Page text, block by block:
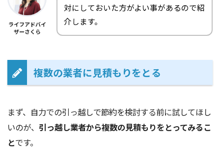
ライフアドバイ
ザーさくら
対にしておいた方がよい事があるので紹
介します。
複数の業者に見積もりをとる
まず、自力での引っ越しで節約を検討する前に試してほし
いのが、 引っ越し業者から複数の見積もりをとってみるこ
とです。